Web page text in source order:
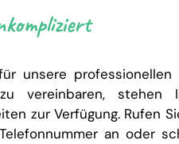
unsere professionellen
vereinbaren, stehen
zur Verfügung. Rufen
an oder